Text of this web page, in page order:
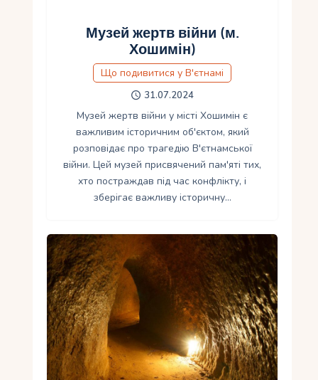
Музей жертв війни (м.
Хошимін)
Що подивитися у В'єтнамі
31.07.2024
Музей жертв війни у місті Хошимін є
важливим історичним об'єктом, який
розповідає про трагедію В'єтнамської
війни. Цей музей присвячений пам'яті тих,
хто постраждав під час конфлікту, і
зберігає важливу історичну…